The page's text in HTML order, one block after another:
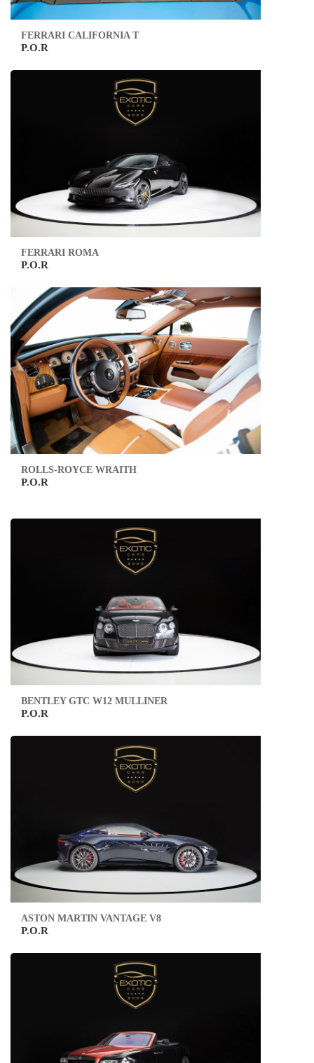
FERRARI CALIFORNIA T
P.O.R
FERRARI ROMA
P.O.R
ROLLS-ROYCE WRAITH
P.O.R
BENTLEY GTC W12 MULLINER
P.O.R
ASTON MARTIN VANTAGE V8
P.O.R